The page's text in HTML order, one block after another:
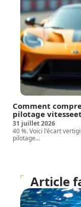
Comment
pilotage
31 juillet 2026
40 %. Voici l'écart
pilotage…
Article